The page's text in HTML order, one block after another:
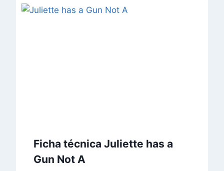
Ficha técnica Juliette has a
Gun Not A